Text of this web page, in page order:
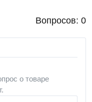
Вопросов: 0
о товаре